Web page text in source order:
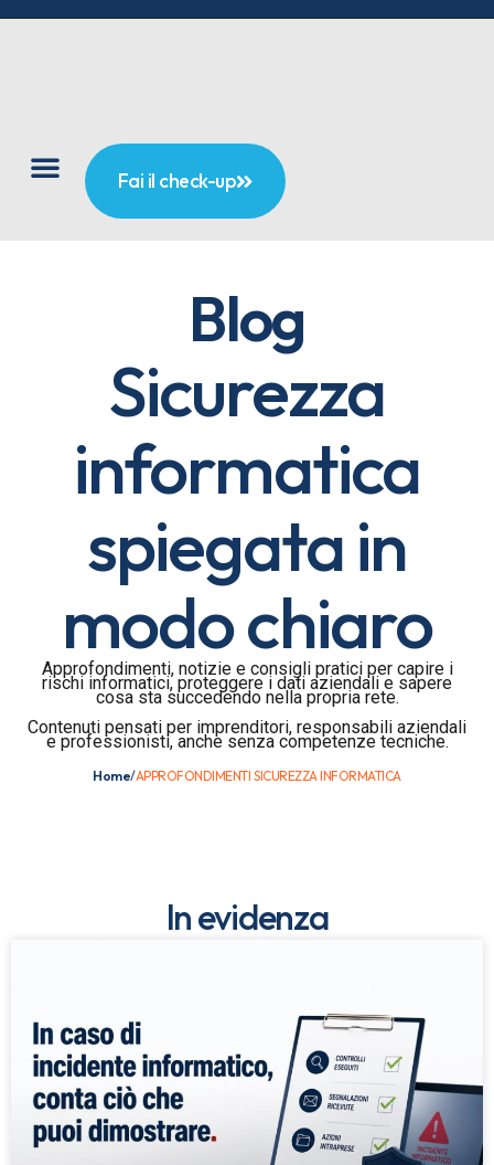
Fai il check-up
Blog
Sicurezza
informatica
spiegata in
modo chiaro
Approfondimenti, notizie e consigli pratici per capire i
rischi informatici, proteggere i dati aziendali e sapere
cosa sta succedendo nella propria rete.
Contenuti pensati per imprenditori, responsabili aziendali
e professionisti, anche senza competenze tecniche.
Home/APPROFONDIMENTI SICUREZZA INFORMATICA
In evidenza